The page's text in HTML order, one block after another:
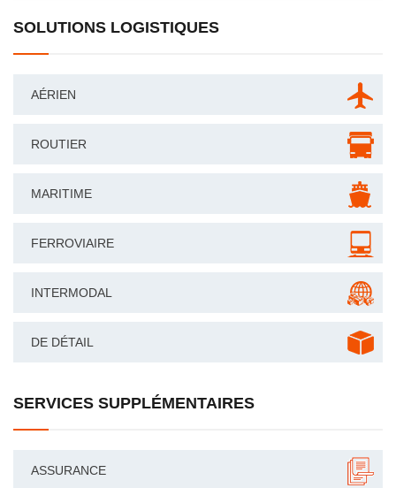
SOLUTIONS LOGISTIQUES
AÉRIEN
ROUTIER
MARITIME
FERROVIAIRE
INTERMODAL
DE DÉTAIL
SERVICES SUPPLÉMENTAIRES
ASSURANCE